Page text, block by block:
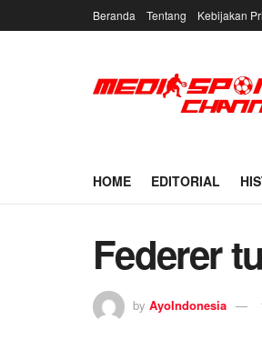
Beranda Tentang Kebijakan
HOME EDITORIAL
Federer
by AyoIndonesia